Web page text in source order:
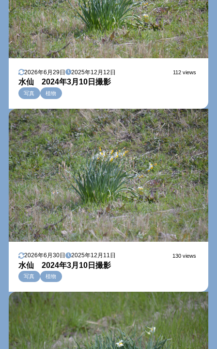
2026年6月29日 2025年12月12日 112 views
水仙 2024年3月10日撮影
写真 植物
2026年6月30日 2025年12月11日 130 views
水仙 2024年3月10日撮影
写真 植物